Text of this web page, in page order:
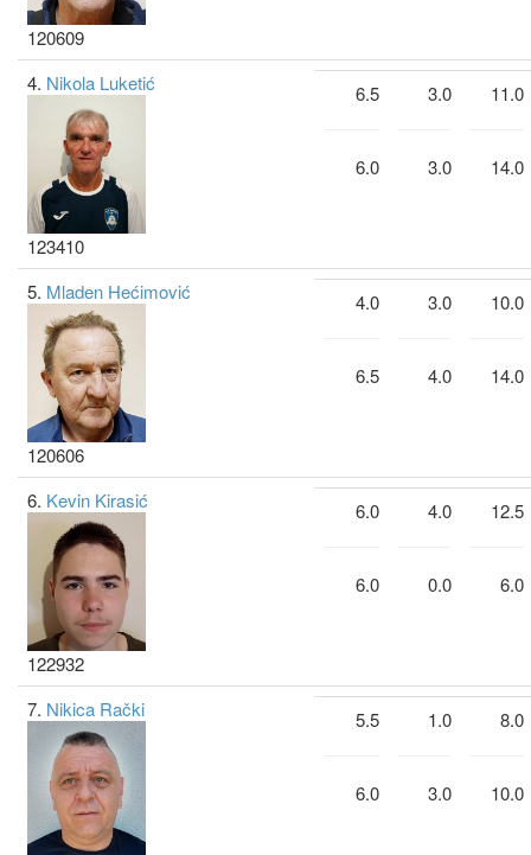
120609
4. Nikola Luketić
123410
6.5
6.0
3.0
3.0
11.0
14.0
5. Mladen Hećimović
120606
4.0
6.5
3.0
4.0
10.0
14.0
6. Kevin Kirasić
122932
6.0
6.0
4.0
0.0
12.5
6.0
7. Nikica Rački 5.5
6.0
1.0
3.0
8.0
10.0